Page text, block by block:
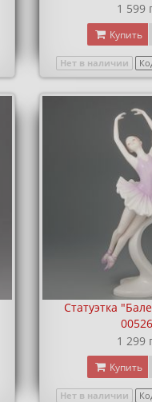
1 599
Купить
Нет в наличии
Статуэтка
1 299
Купить
Нет в наличии